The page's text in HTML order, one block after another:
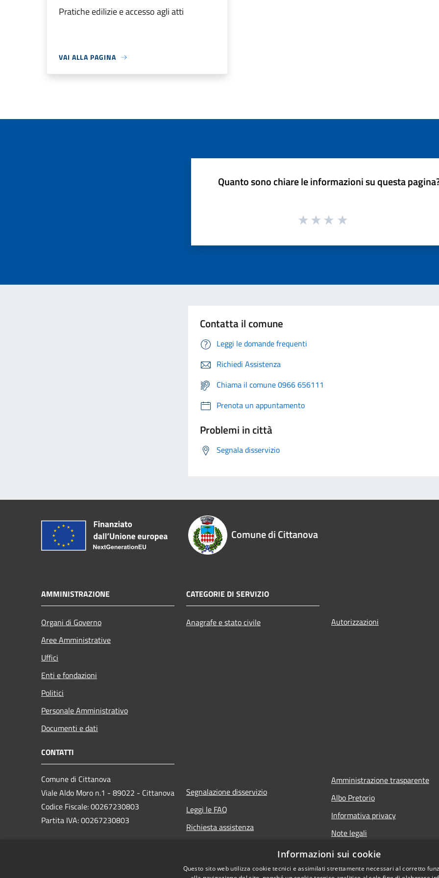
Pratiche edilizie e accesso agli atti
VAI ALLA PAGINA
Quanto sono chiare le informazioni su questa
Contatta il comune
Leggi le domande frequenti
Richiedi Assistenza
Chiama il comune 0966 656111
Prenota un appuntamento
Problemi in città
Segnala disservizio
Comune di Cittanova
AMMINISTRAZIONE
Organi di Governo
Aree Amministrative
Uffici
Enti e fondazioni
Politici
Personale Amministrativo
Documenti e dati
CATEGORIE DI SERVIZIO
Anagrafe e stato civile Autorizzazioni
CONTATTI
Comune di Cittanova
Viale Aldo Moro n.1 - 89022 - Cittanova
Codice Fiscale: 00267230803
Partita IVA: 00267230803
Segnalazione disservizio
Leggi le FAQ
Richiesta assistenza
Amministrazione trasparente
Albo Pretorio
Informativa privacy
Note legali
Dichiarazione di accessibilità
Informazioni sui cookie
Questo sito web utilizza cookie tecnici e assimilati strettamente necessari al corretto